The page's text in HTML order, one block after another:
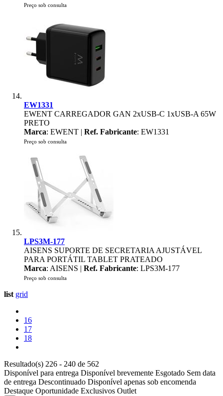
Preço sob consulta
EW1331
EWENT CARREGADOR GAN 2xUSB-C 1xUSB-A 65W
PRETO
Marca: EWENT | Ref. Fabricante: EW1331
Preço sob consulta
LPS3M-177
AISENS SUPORTE DE SECRETARIA AJUSTÁVEL
PARA PORTÁTIL TABLET PRATEADO
Marca: AISENS | Ref. Fabricante: LPS3M-177
Preço sob consulta
list grid
16
17
18
Resultado(s) 226 - 240 de 562
Disponível para entrega Disponível brevemente Esgotado Sem data
de entrega Descontinuado Disponível apenas sob encomenda
Destaque Oportunidade Exclusivos Outlet